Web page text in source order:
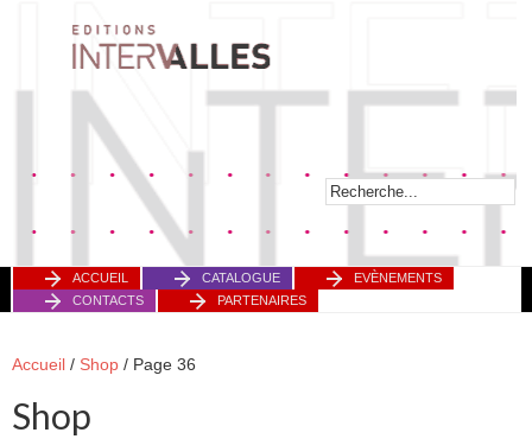
ACCUEIL CATALOGUE
EVÈNEMENTS
CONTACTS
PARTENAIRES
Accueil/ Shop/ Page 36
Shop